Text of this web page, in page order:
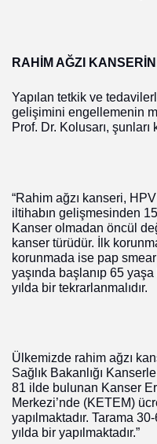
RAHİM AĞZI
Yapılan tetkik ve
gelişimini engellemenin
Prof. Dr. Kolusarı, şunları
“Rahim ağzı kanseri,
iltihabın gelişmesinden
Kanser olmadan öncül
kanser türüdür. İlk
korunmada ise pap
yaşında başlanıp 65
yılda bir tekrarlanmalıdır.
Ülkemizde rahim ağzı
Sağlık Bakanlığı
81 ilde bulunan Kanser
Merkezi’nde (KETEM)
yapılmaktadır. Tarama
yılda bir yapılmaktadır.”